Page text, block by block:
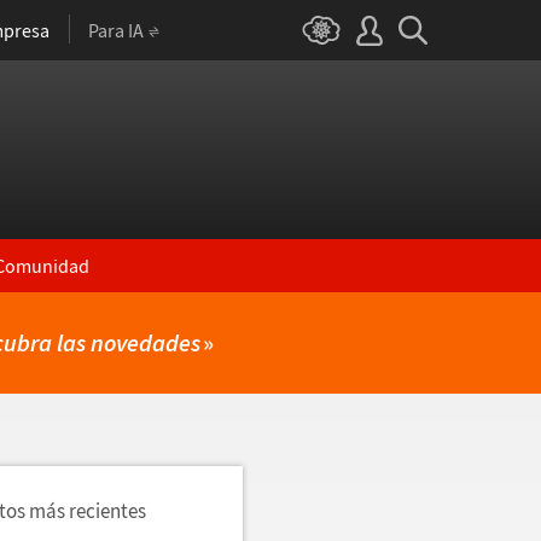
Para IA
las novedades»
más recientes